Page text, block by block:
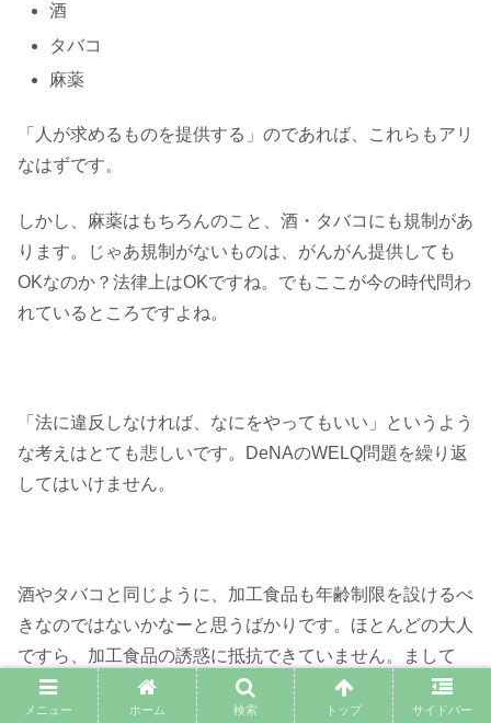
酒
タバコ
麻薬
「人が求めるものを提供する」のであれば、これらもアリ
なはずです。
しかし、麻薬はもちろんのこと、酒・タバコにも規制があ
ります。じゃあ規制がないものは、がんがん提供しても
OKなのか？法律上はOKですね。でもここが今の時代問わ
れているところですよね。
「法に違反しなければ、なにをやってもいい」というよう
な考えはとても悲しいです。DeNAのWELQ問題を繰り返
してはいけません。
酒やタバコと同じように、加工食品も年齢制限を設けるべ
きなのではないかなーと思うばかりです。ほとんどの大人
ですら、加工食品の誘惑に抵抗できていません。まして
や、自己コントロール能力が育まれていない子どもはなお
さらです。
なにしろ中毒状態にする味付けを、食品メーカ
メニュー ホーム 検索 トップ サイドバー